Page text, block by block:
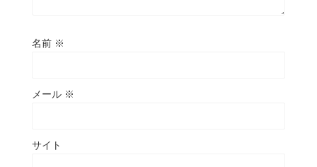
名前 ※
メール ※
サイト